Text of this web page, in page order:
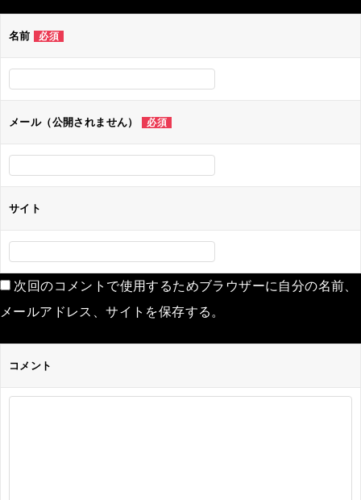
ゲ
ー
シ
ョ
ン
名前 必須
メール（公開されません） 必須
サイト
次回のコメントで使用するためブラウザーに自分の名前、
メールアドレス、サイトを保存する。
コメント